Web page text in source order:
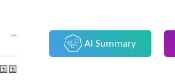
国
AI Summary